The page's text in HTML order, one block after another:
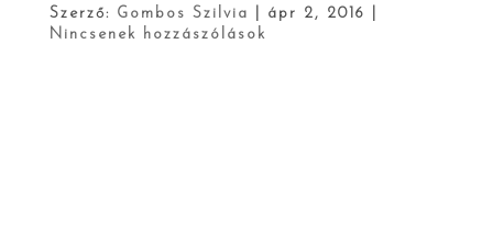
Szerző: Gombos Szilvia ápr 2, 2016
Nincsenek hozzászólások